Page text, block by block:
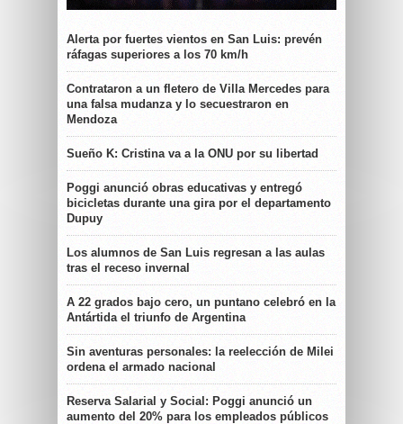
Alerta por fuertes vientos en San Luis: prevén
ráfagas superiores a los 70 km/h
Contrataron a un fletero de Villa Mercedes para
una falsa mudanza y lo secuestraron en
Mendoza
Sueño K: Cristina va a la ONU por su libertad
Poggi anunció obras educativas y entregó
bicicletas durante una gira por el departamento
Dupuy
Los alumnos de San Luis regresan a las aulas
tras el receso invernal
A 22 grados bajo cero, un puntano celebró en la
Antártida el triunfo de Argentina
Sin aventuras personales: la reelección de Milei
ordena el armado nacional
Reserva Salarial y Social: Poggi anunció un
aumento del 20% para los empleados públicos